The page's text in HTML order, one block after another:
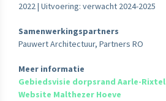
2022 | Uitvoering: verwacht 2024-2025
Samenwerkingspartners
Pauwert Architectuur, Partners RO
Meer informatie
Gebiedsvisie dorpsrand Aarle-Rixtel
Website Malthezer Hoeve